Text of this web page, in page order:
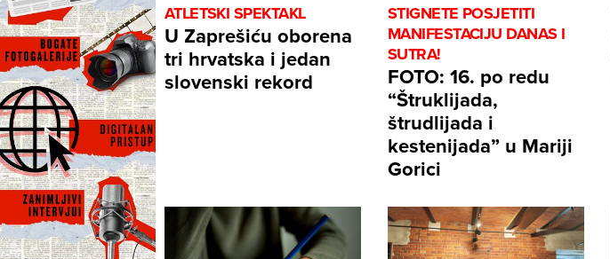
ATLETSKI SPEKTAKL
U Zaprešiću oborena
tri hrvatska i jedan
slovenski rekord
STIGNETE POSJETITI
MANIFESTACIJU DANAS I
SUTRA!
FOTO: 16. po redu
“Štruklijada,
štrudlijada i
kestenijada” u Mariji
Gorici